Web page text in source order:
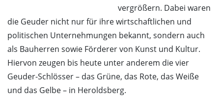
vergrößern. Dabei waren
die Geuder nicht nur für ihre wirtschaftlichen und
politischen Unternehmungen bekannt, sondern auch
als Bauherren sowie Förderer von Kunst und Kultur.
Hiervon zeugen bis heute unter anderem die vier
Geuder-Schlösser – das Grüne, das Rote, das Weiße
und das Gelbe – in Heroldsberg.